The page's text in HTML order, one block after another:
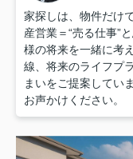
家探しは、物件だけ
産営業＝“売る仕事”
様の将来を一緒に考
線、将来のライフプ
まいをご提案してい
お声かけください。